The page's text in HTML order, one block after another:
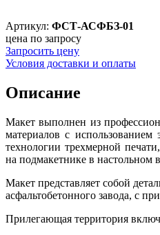
Артикул: ФСТ-АСФБЗ-01
цена по запросу
Запросить цену
Условия доставки и оплаты
Описание
Макет выполнен из
материалов с использованием
технологии трехмерной
на подмакетнике в настольном
Макет представляет собой
асфальтобетонного завода, с
Прилегающая территория